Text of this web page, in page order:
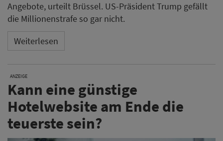
Angebote, urteilt Brüssel. US-Präsident Trump gefällt
die Millionenstrafe so gar nicht.
Weiterlesen
ANZEIGE
Kann eine günstige
Hotelwebsite am Ende die
teuerste sein?